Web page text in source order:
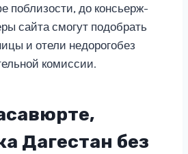
поблизости, до консьерж-
сайта смогут подобрать
и отели недорогобез
комиссии.
Дагестан без